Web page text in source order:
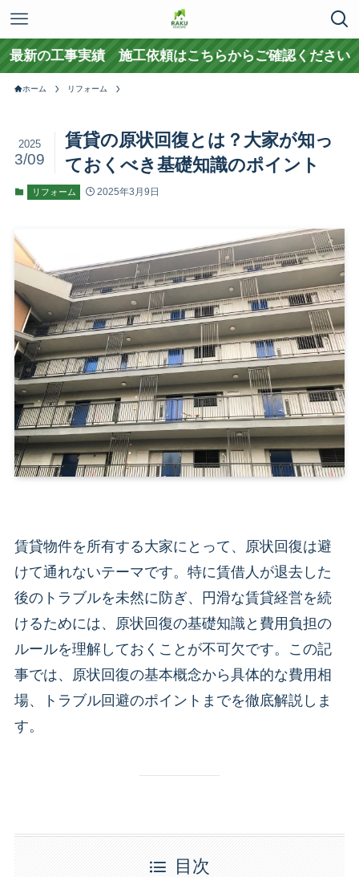
績 施工依頼はこちらからご確認ください
ホーム リフォーム
賃貸の原状回復とは？大家が知っ
ておくべき基礎知識のポイント
2025
3/09
リフォーム 2025年3月9日
賃貸物件を所有する大家にとって、原状回復は避
けて通れないテーマです。特に賃借人が退去した
後のトラブルを未然に防ぎ、円滑な賃貸経営を続
けるためには、原状回復の基礎知識と費用負担の
ルールを理解しておくことが不可欠です。この記
事では、原状回復の基本概念から具体的な費用相
場、トラブル回避のポイントまでを徹底解説しま
す。
目次